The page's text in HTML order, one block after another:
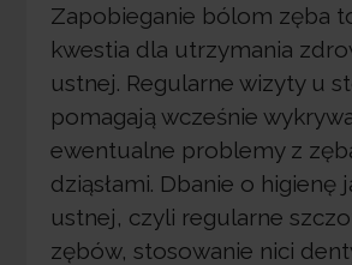
Zapobieganie bólom zęba
kwestia dla utrzymania
ustnej. Regularne wizyty u
pomagają wcześnie
ewentualne problemy z
dziąsłami. Dbanie o higienę
ustnej, czyli regularne
zębów, stosowanie nici